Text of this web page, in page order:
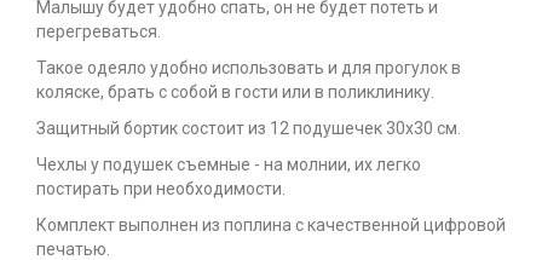
Малышу будет удобно спать, он не будет потеть и
перегреваться.
Такое одеяло удобно использовать и для прогулок в
коляске, брать с собой в гости или в поликлинику.
Защитный бортик состоит из 12 подушечек 30х30 см.
Чехлы у подушек съемные - на молнии, их легко
постирать при необходимости.
Комплект выполнен из поплина с качественной цифровой
печатью.